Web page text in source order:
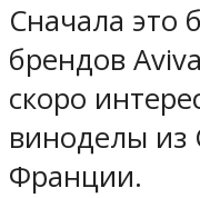
Сначала это
брендов
скоро
виноделы
Франции.